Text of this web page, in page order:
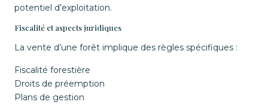
potentiel d’exploitation.
Fiscalité et aspects juridiques
La vente d’une forêt implique des règles spécifiques :
Fiscalité forestière
Droits de préemption
Plans de gestion